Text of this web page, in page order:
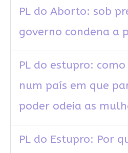
PL do Aborto: sob
governo condena a
PL do estupro:
num país em que
poder odeia as
PL do Estupro: Por